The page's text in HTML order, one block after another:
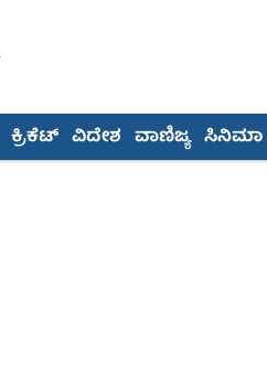
ಕ್ರಿಕೆಟ್ ವಿದೇಶ ವಾಣಿಜ್ಯ ಸಿನಿಮಾ